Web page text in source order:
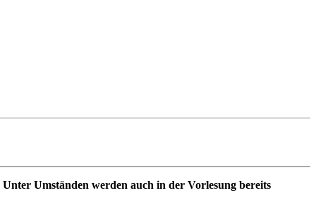
Umständen werden auch in der Vorlesung bereits